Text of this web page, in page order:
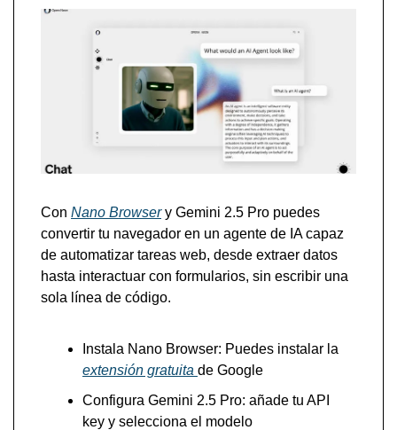
Con Nano Browser y Gemini 2.5 Pro puedes
convertir tu navegador en un agente de IA capaz
de automatizar tareas web, desde extraer datos
hasta interactuar con formularios, sin escribir una
sola línea de código.
extensión gratuita de Google
Configura Gemini 2.5 Pro: añade tu API
key y selecciona el modelo